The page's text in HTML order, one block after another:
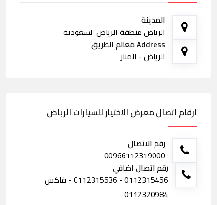
المدينة
الرياض منطقة الرياض السعودية
Address معالم الطريق
الرياض - المنار
ارقام اتصال معرض الاختيار للسيارات الرياض
رقم الاتصال
00966112319000
رقم اتصال اضافي
0112315456 - 0112315536 - فاكس
0112320984